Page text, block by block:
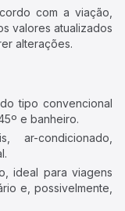
com a viação,
valores atualizados
alterações.
tipo convencional
e banheiro.
ar-condicionado,
ideal para viagens
e, possivelmente,